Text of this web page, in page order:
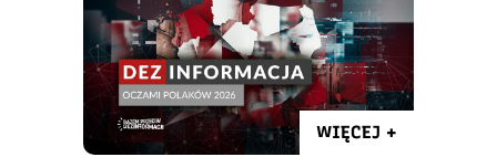
WIĘCEJ +